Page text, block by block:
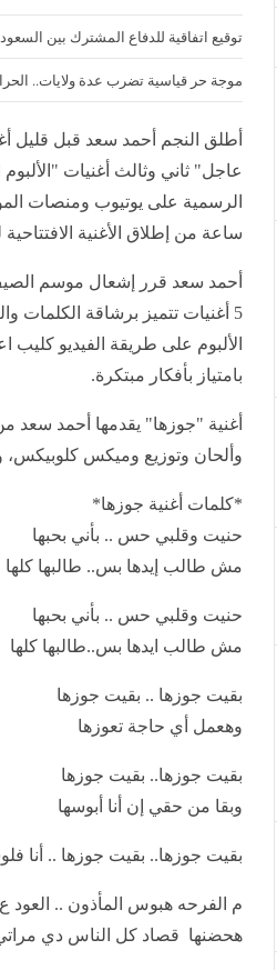
توقيع اتفاقية للدفاع المشترك بين
موجة حر قياسية تضرب عدة ولايات.. الحرارة
أطلق النجم أحمد سعد قبل قليل
عاجل" ثاني وثالث أغنيات
الرسمية على يوتيوب ومنصات
ساعة من إطلاق الأغنية
أحمد سعد قرر إشعال موسم
5 أغنيات تتميز برشاقة الكلمات
الألبوم على طريقة الفيديو كليب
بامتياز بأفكار مبتكرة.
أغنية "جوزها" يقدمها أحمد
وألحان وتوزيع وميكس
*كلمات أغنية جوزها*
حنيت وقلبي حس .. بأني بحبها
مش طالب إيدها بس.. طالبها كلها
حنيت وقلبي حس .. بأني بحبها
مش طالب ايدها بس..طالبها كلها
بقيت جوزها .. بقيت جوزها
وهعمل أي حاجة تعوزها
بقيت جوزها.. بقيت جوزها
وبقا من حقي إن أنا أبوسها
بقيت جوزها.. بقيت جوزها .. أنا
م الفرحه هبوس المأذون .. العود
هحضنها قصاد كل الناس دي